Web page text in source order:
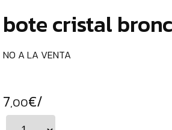
640271930
bote cristal
NO A LA VENTA
7,00€/